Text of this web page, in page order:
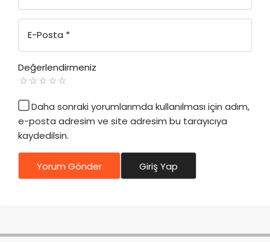
E-Posta *
Değerlendirmeniz
Daha sonraki yorumlarımda kullanılması için adım,
e-posta adresim ve site adresim bu tarayıcıya
kaydedilsin.
Yorum Gönder Giriş Yap